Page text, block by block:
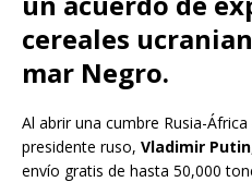
cereales
mar Negro.
Al abrir una cumbre Rusia-
presidente ruso, Vladimir Putin
envío gratis de hasta 50,000